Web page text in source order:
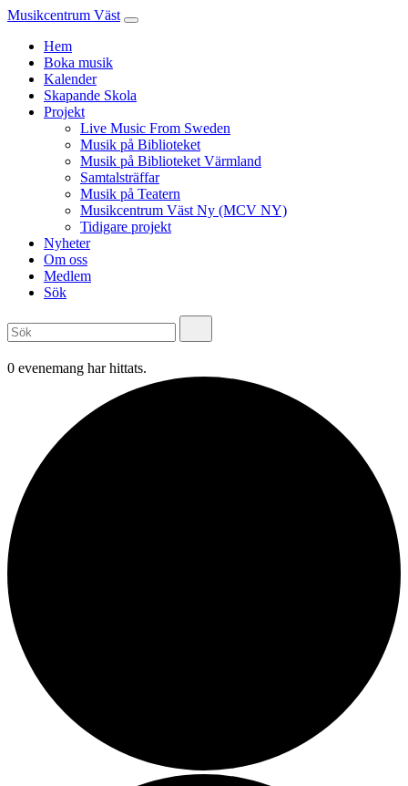
Musikcentrum Väst
Hem
Boka musik
Kalender
Skapande Skola
Projekt
Live Music From Sweden
Musik på Biblioteket
Musik på Biblioteket Värmland
Samtalsträffar
Musik på Teatern
Musikcentrum Väst Ny (MCV NY)
Tidigare projekt
Nyheter
Om oss
Medlem
Sök
0 evenemang har hittats.